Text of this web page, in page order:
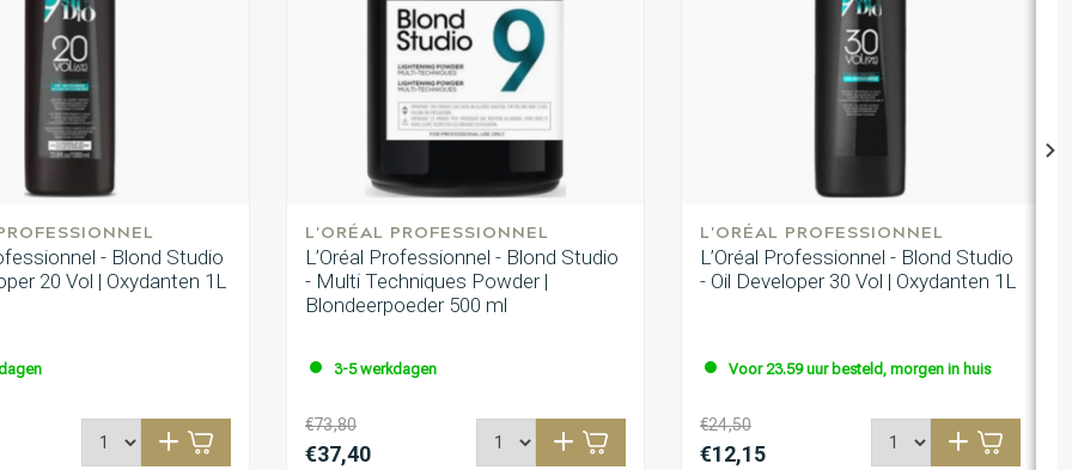
- Blond Studio
20 Vol | Oxydanten 1L
L'ORÉAL PROFESSIONNEL
L’Oréal Professionnel - Blond Studio
- Multi Techniques Powder |
Blondeerpoeder 500 ml
3-5 werkdagen
€73,80
€37,40
L'ORÉAL PROFESSIONNEL
L’Oréal Professionnel - Blond Studio
- Oil Developer 30 Vol | Oxydanten 1L
Voor 23.59 uur besteld, morgen in huis
€24,50
€12,15